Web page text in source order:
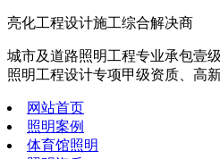
亮化工程设计施工综合解决商
城市及道路照明工程专业承包壹
照明工程设计专项甲级资质、高
网站首页
照明案例
体育馆照明